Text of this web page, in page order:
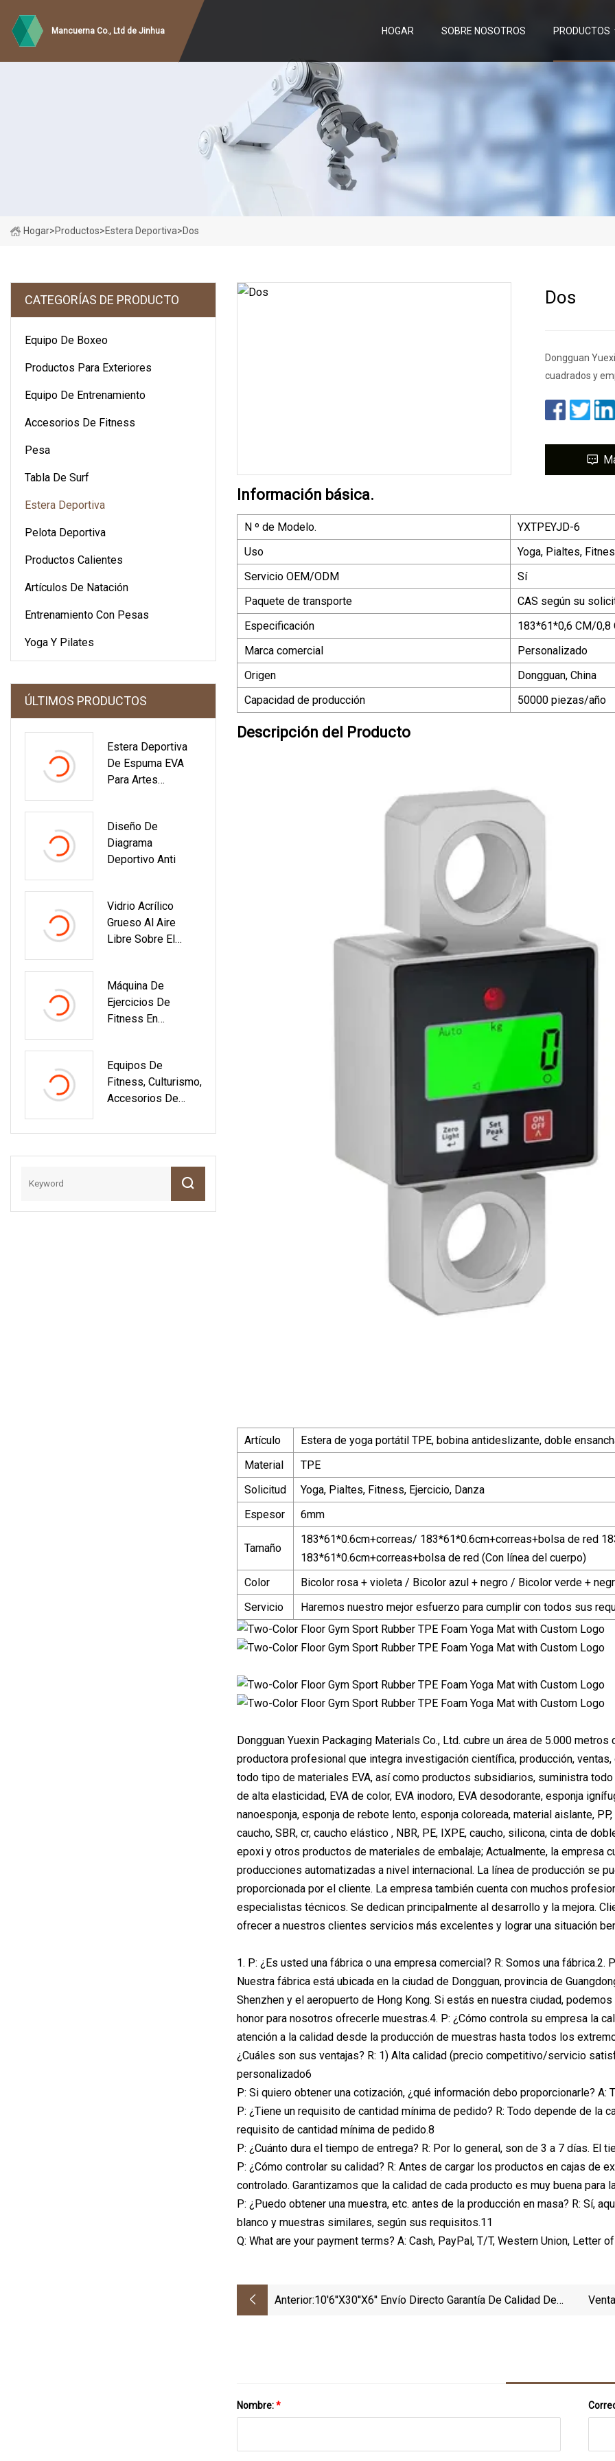
Mancuerna Co., Ltd de Jinhua HOGAR SOBRE NOSOTROS PRODUCTOS
Hogar>Productos>Estera Deportiva>Dos
CATEGORÍAS DE PRODUCTO
Equipo De Boxeo
Productos Para Exteriores
Equipo De Entrenamiento
Accesorios De Fitness
Pesa
Tabla De Surf
Estera Deportiva
Pelota Deportiva
Productos Calientes
Artículos De Natación
Entrenamiento Con Pesas
Yoga Y Pilates
ÚLTIMOS PRODUCTOS
Estera Deportiva
De Espuma EVA
Para Artes
Gimnasio, Tatami,
Judo
Diseño De
Diagrama
Deportivo Anti
Vidrio Acrílico
Grueso Al Aire
Libre Sobre El
Máquina De
Ejercicios De
Fitness En
Pilates De Alta
Calidad Para
Ejercicios De Yoga
Equipos De
Fitness, Culturismo,
Accesorios De
Ecualizadora,
De Fisión, Barras
Dos
Dongguan
cuadrados y
Información básica.
N º de Modelo.
YXTPEYJD-6
Uso
Yoga, Pialtes,
Servicio OEM/ODM
Sí
Paquete de transporte
CAS según su
Especificación
183*61*0,6 CM/0,8
Marca comercial
Personalizado
Origen
Dongguan, China
Capacidad de producción
50000 piezas/año
Descripción del Producto
Artículo
Estera de yoga portátil TPE, bobina antideslizante, doble
Material
TPE
Solicitud
Yoga, Pialtes, Fitness, Ejercicio, Danza
Espesor
6mm
Tamaño
183*61*0.6cm+correas/ 183*61*0.6cm+correas+bolsa de red
183*61*0.6cm+correas+bolsa de red (Con línea del cuerpo)
Color
Bicolor rosa + violeta / Bicolor azul + negro / Bicolor verde +
Servicio
Haremos nuestro mejor esfuerzo para cumplir con todos sus
Dongguan Yuexin Packaging Materials Co., Ltd. cubre un área de 5.000
productora profesional que integra investigación científica, producción,
todo tipo de materiales EVA, así como productos subsidiarios, suministra todo
de alta elasticidad, EVA de color, EVA inodoro, EVA desodorante, esponja
nanoesponja, esponja de rebote lento, esponja coloreada, material aislante,
caucho, SBR, cr, caucho elástico , NBR, PE, IXPE, caucho, silicona, cinta de
epoxi y otros productos de materiales de embalaje; Actualmente, la empresa
producciones automatizadas a nivel internacional. La línea de producción se
proporcionada por el cliente. La empresa también cuenta con muchos
especialistas técnicos. Se dedican principalmente al desarrollo y la mejora.
ofrecer a nuestros clientes servicios más excelentes y lograr una situación
1. P: ¿Es usted una fábrica o una empresa comercial? R: Somos una
Nuestra fábrica está ubicada en la ciudad de Dongguan, provincia de
Shenzhen y el aeropuerto de Hong Kong. Si estás en nuestra ciudad,
honor para nosotros ofrecerle muestras.4. P: ¿Cómo controla su empresa la
atención a la calidad desde la producción de muestras hasta todos los
¿Cuáles son sus ventajas? R: 1) Alta calidad (precio competitivo/servicio
personalizado6
P: Si quiero obtener una cotización, ¿qué información debo proporcionarle? A:
P: ¿Tiene un requisito de cantidad mínima de pedido? R: Todo depende de la
requisito de cantidad mínima de pedido.8
P: ¿Cuánto dura el tiempo de entrega? R: Por lo general, son de 3 a 7 días. El
P: ¿Cómo controlar su calidad? R: Antes de cargar los productos en cajas de
controlado. Garantizamos que la calidad de cada producto es muy buena para
P: ¿Puedo obtener una muestra, etc. antes de la producción en masa? R: Sí,
blanco y muestras similares, según sus requisitos.11
Q: What are your payment terms? A: Cash, PayPal, T/T, Western Union, Letter
Anterior:10′6''x30''x6'' Envío Directo Garantía De Calidad De
Nombre:*